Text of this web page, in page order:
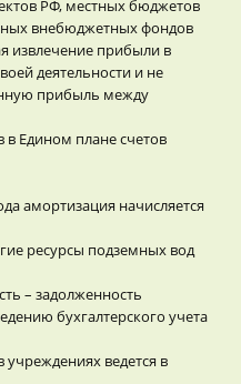
РФ, местных бюджетов
внебюджетных фондов
извлечение прибыли в
деятельности и не
прибыль между
в Едином плане счетов
амортизация начисляется
ресурсы подземных вод
– задолженность
бухгалтерского учета
ведется в